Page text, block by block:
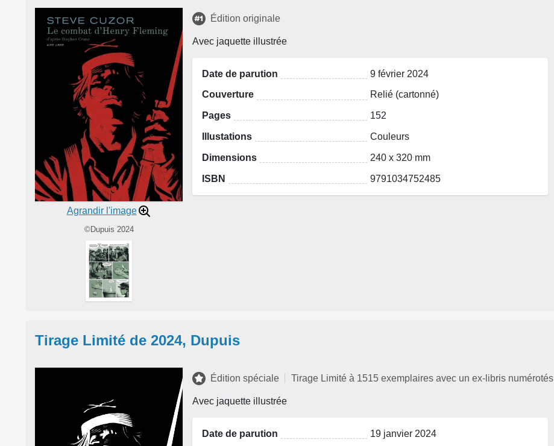
Agrandir l'image
©Dupuis 2024
Édition originale
Avec jaquette illustrée
Date de parution 9 février 2024
Couverture Relié (cartonné)
Pages 152
Illustations Couleurs
Dimensions 240 x 320 mm
ISBN 9791034752485
Tirage Limité de 2024, Dupuis
Édition spéciale Tirage Limité à 1515 exemplaires avec un ex-libris numérotés
Avec jaquette illustrée
Date de parution 19 janvier 2024